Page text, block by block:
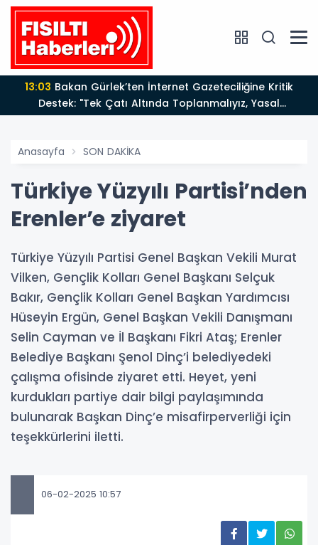
13:03
Destek: "Tek Çatı Altında Toplanmalıyız, Yasal
Düzenlemeye Hazırız"
Anasayfa SON DAKİKA
Türkiye Yüzyılı Partisi’nden
Erenler’e ziyaret
Türkiye Yüzyılı Partisi Genel Başkan Vekili Murat
Vilken, Gençlik Kolları Genel Başkanı Selçuk
Bakır, Gençlik Kolları Genel Başkan Yardımcısı
Hüseyin Ergün, Genel Başkan Vekili Danışmanı
Selin Cayman ve İl Başkanı Fikri Ataş; Erenler
Belediye Başkanı Şenol Dinç’i belediyedeki
çalışma ofisinde ziyaret etti. Heyet, yeni
kurdukları partiye dair bilgi paylaşımında
bulunarak Başkan Dinç’e misafirperverliği için
teşekkürlerini iletti.
06-02-2025 10:57